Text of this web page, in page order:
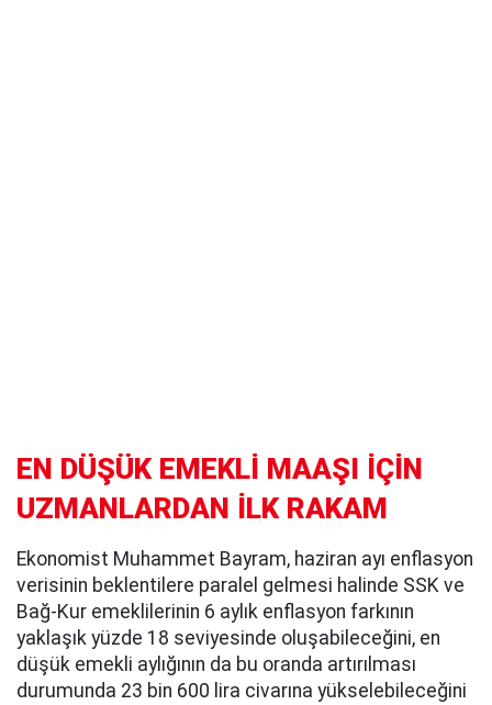
EN DÜŞÜK EMEKLİ MAAŞI İÇİN
UZMANLARDAN İLK RAKAM
Ekonomist Muhammet Bayram, haziran ayı enflasyon
verisinin beklentilere paralel gelmesi halinde SSK ve
Bağ-Kur emeklilerinin 6 aylık enflasyon farkının
yaklaşık yüzde 18 seviyesinde oluşabileceğini, en
düşük emekli aylığının da bu oranda artırılması
durumunda 23 bin 600 lira civarına yükselebileceğini